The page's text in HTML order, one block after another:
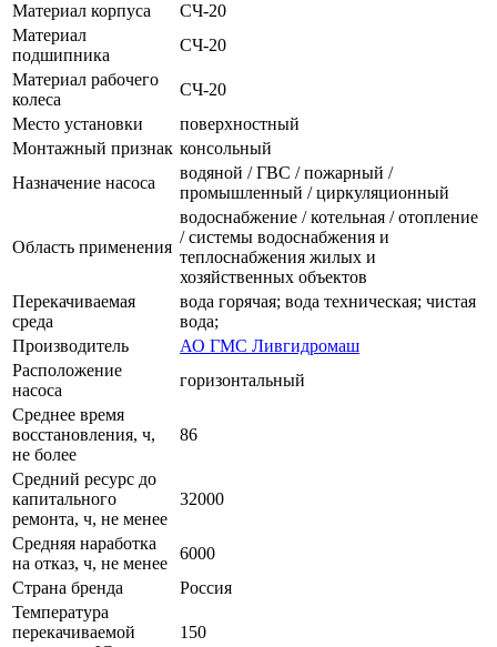
Материал корпуса
СЧ-20
Материал
подшипника
СЧ-20
Материал рабочего
колеса
СЧ-20
Место установки
поверхностный
Монтажный признак консольный
Назначение насоса
водяной / ГВС / пожарный /
промышленный / циркуляционный
Область применения
водоснабжение / котельная / отопление
/ системы водоснабжения и
теплоснабжения жилых и
хозяйственных объектов
Перекачиваемая
среда
вода горячая; вода техническая; чистая
вода;
Производитель
АО ГМС Ливгидромаш
Расположение
насоса
горизонтальный
Среднее время
восстановления, ч,
не более
86
Средний ресурс до
капитального
ремонта, ч, не менее
32000
Средняя наработка
на отказ, ч, не менее
6000
Страна бренда
Россия
Температура
перекачиваемой
150